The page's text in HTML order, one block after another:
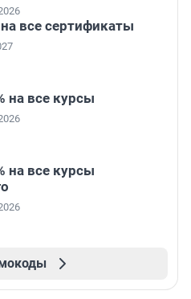
все сертификаты
на все курсы
на все курсы